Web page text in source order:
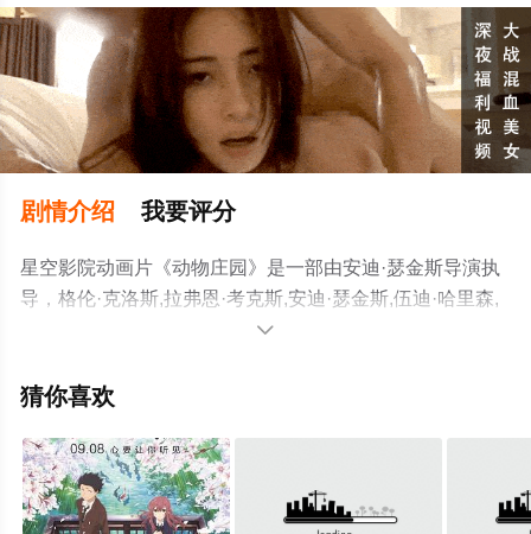
剧情介绍 我要评分
星空影院动画片《动物庄园》是一部由安迪·瑟金斯导演执
导，格伦·克洛斯,拉弗恩·考克斯,安迪·瑟金斯,伍迪·哈里森,
塞斯·罗根,史蒂夫·布西密,吉姆·帕森斯,基南·卡尔金,凯瑟琳·
拿大,美国电影，手机免费观看高清无删减完整版电影大全
猫或剧情网等平台了解。

猜你喜欢